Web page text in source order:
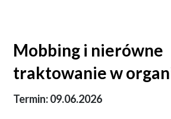
Mobbing i nierówne
traktowanie w
Termin:09.06.2026